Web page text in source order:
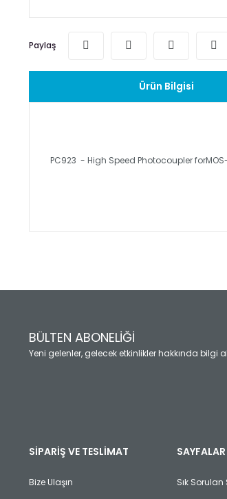
Paylaş
Ürün Bilgisi
PC923 - High Speed Photocoupler forMOS-
Ürün açıklamasında eksik bilgiler
Ürün fiyatı diğer sitelerden daha pahalı.
Bu ürüne benzer farklı alternatifler
BÜLTEN ABONELİĞİ
Yeni gelenler, gelecek etkinlikler hakkında
SİPARİŞ VE TESLİMAT
Bize Ulaşın
SAYFALAR
Sık